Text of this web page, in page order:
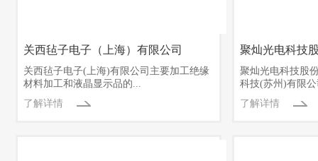
关西毡子电子（上海）有限公司
关西毡子电子(上海)有限公司主要加工绝缘
材料加工和液晶显示品的...
了解详情
聚灿光电科技
聚灿光电科技股
科技(苏州)有限
了解详情